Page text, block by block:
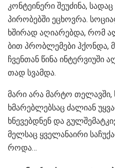
კონ­ტე­ი­ნე­რი შე­უ­ძი­ნა,
პი­რო­ბებ­ში ეცხოვ­რა.
ხში­რად აღი­ა­რებ­და, რომ
ბით პრობ­ლე­მე­ბი ჰქონ­და,
ჩვენ­თან წინა
თად სვამ­და.
მარი არა მარ­ტო
ხმა­რებ­ლებ­საც ძა­ლი­ან
ხნე­ვებ­დნენ და
მელ­საც ყვე­ლა­ნა­ი­რი
რო­და…